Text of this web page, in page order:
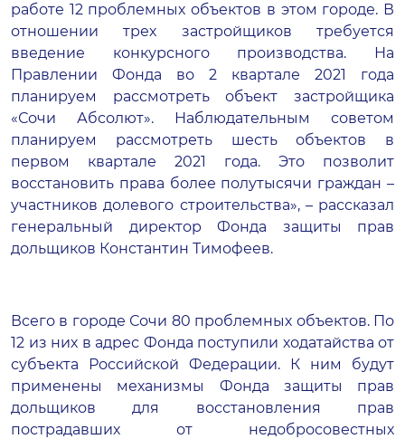
работе 12 проблемных объектов в этом городе. В
отношении трех застройщиков требуется
введение конкурсного производства. На
Правлении Фонда во 2 квартале 2021 года
планируем рассмотреть объект застройщика
«Сочи Абсолют». Наблюдательным советом
планируем рассмотреть шесть объектов в
первом квартале 2021 года. Это позволит
восстановить права более полутысячи граждан –
участников долевого строительства», – рассказал
генеральный директор Фонда защиты прав
дольщиков Константин Тимофеев.
Всего в городе Сочи 80 проблемных объектов. По
12 из них в адрес Фонда поступили ходатайства от
субъекта Российской Федерации. К ним будут
применены механизмы Фонда защиты прав
дольщиков для восстановления прав
пострадавших от недобросовестных